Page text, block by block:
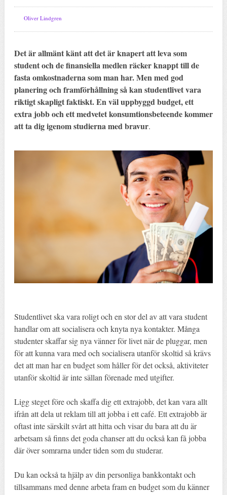
Oliver Lindgren
Det är allmänt känt att det är knapert att leva som
student och de finansiella medlen räcker knappt till de
fasta omkostnaderna som man har. Men med god
planering och framförhållning så kan studentlivet vara
riktigt skapligt faktiskt. En väl uppbyggd budget, ett
extra jobb och ett medvetet konsumtionsbeteende kommer
att ta dig igenom studierna med bravur.
Studentlivet ska vara roligt och en stor del av att vara student
handlar om att socialisera och knyta nya kontakter. Många
studenter skaffar sig nya vänner för livet när de pluggar, men
för att kunna vara med och socialisera utanför skoltid så krävs
det att man har en budget som håller för det också, aktiviteter
utanför skoltid är inte sällan förenade med utgifter.
Ligg steget före och skaffa dig ett extrajobb, det kan vara allt
ifrån att dela ut reklam till att jobba i ett café. Ett extrajobb är
oftast inte särskilt svårt att hitta och visar du bara att du är
arbetsam så finns det goda chanser att du också kan få jobba
där över somrarna under tiden som du studerar.
Du kan också ta hjälp av din personliga bankkontakt och
tillsammans med denne arbeta fram en budget som du känner